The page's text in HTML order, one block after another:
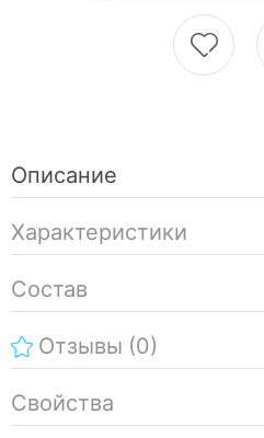
Описание
Характеристики
Состав
Отзывы (0)
Свойства